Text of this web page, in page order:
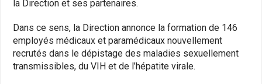
la Direction et ses partenaires.
Dans ce sens, la Direction annonce la formation de 146
employés médicaux et paramédicaux nouvellement
recrutés dans le dépistage des maladies sexuellement
transmissibles, du VIH et de l’hépatite virale.